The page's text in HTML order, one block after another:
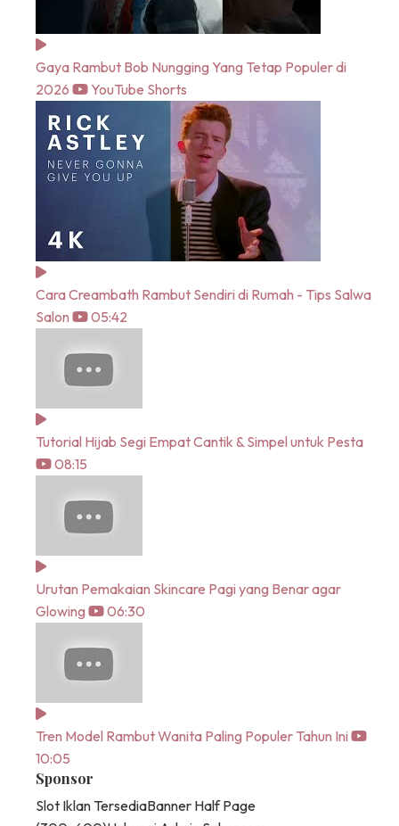
Gaya Rambut Bob Nungging Yang Tetap Populer di
2026
YouTube Shorts
Cara Creambath Rambut Sendiri di Rumah - Tips Salwa
Salon
05:42
Tutorial Hijab Segi Empat Cantik & Simpel untuk Pesta
08:15
Urutan Pemakaian Skincare Pagi yang Benar agar
Glowing
06:30
Tren Model Rambut Wanita Paling Populer Tahun Ini
10:05
Sponsor
Slot Iklan TersediaBanner Half Page